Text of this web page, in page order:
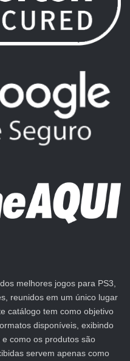
melhores jogos para PS3,
reunidos em um único lugar
catálogo tem como objetivo
disponíveis, exibindo
como os produtos são
servem apenas como